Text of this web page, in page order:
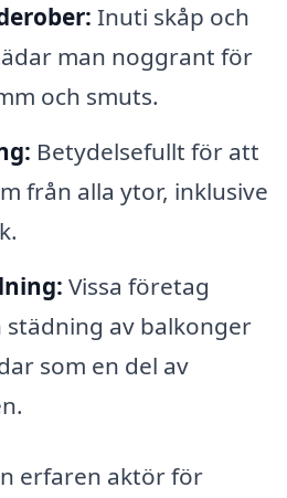
Inuti skåp och
man noggrant för
och smuts.
Betydelsefullt för att
från alla ytor, inklusive
Vissa företag
av balkonger
som en del av
erfaren aktör för